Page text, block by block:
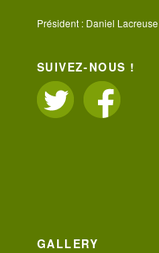
Président : Daniel Lacreuse
SUIVEZ-NOUS !
GALLERY